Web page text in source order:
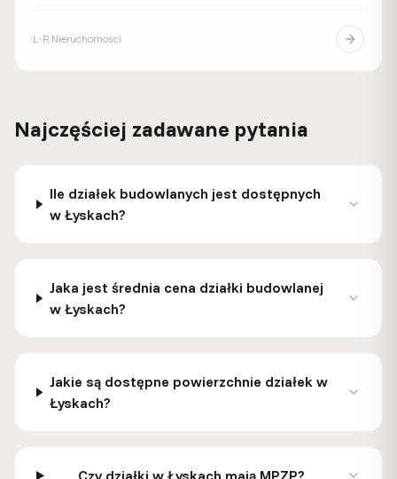
L-R Nieruchomości
Najczęściej zadawane pytania
Ile działek budowlanych jest dostępnych
w Łyskach?
Jaka jest średnia cena działki budowlanej
w Łyskach?
Jakie są dostępne powierzchnie działek w
Łyskach?